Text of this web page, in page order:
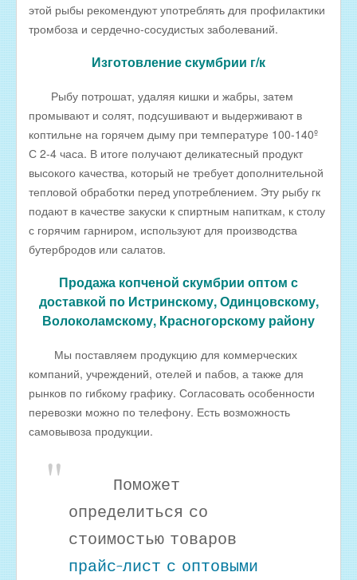
Оптовые цены на РЫБНЫЕ СТЕЙКИ
Оптовые цены на СВЕЖЕЗАМОРОЖЕННУЮ РЫБУ
Оптовые цены на МОРЕПРОДУКТЫ
Оптовые цены на РЫБНУЮ ИКРУ
Оптовые цены на ЖИВУЮ РЫБУ
Оптовые цены на ОХЛАЖДЕННУЮ РЫБУ
Оптовые цены на ВЯЛЕНУЮ РЫБУ
Оптовые цены на ФИЛЕ ИЗ РЫБЫ
Оптовые цены на КОПЧЁНУЮ РЫБУ
Скачать все прайсы в одном архиве
МЯСНАЯ ПРОДУКЦИЯ
ИНТЕРНЕТ-МАГАЗИН
этой рыбы рекомендуют употреблять для профилактики
тромбоза и сердечно-сосудистых заболеваний.
Изготовление скумбрии г/к
Рыбу потрошат, удаляя кишки и жабры, затем
промывают и солят, подсушивают и выдерживают в
коптильне на горячем дыму при температуре 100-140º
С 2-4 часа. В итоге получают деликатесный продукт
высокого качества, который не требует дополнительной
тепловой обработки перед употреблением. Эту рыбу гк
подают в качестве закуски к спиртным напиткам, к столу
с горячим гарниром, используют для производства
бутербродов или салатов.
Продажа копченой скумбрии оптом с
доставкой по Истринскому, Одинцовскому,
Волоколамскому, Красногорскому району
Мы поставляем продукцию для коммерческих
компаний, учреждений, отелей и пабов, а также для
рынков по гибкому графику. Согласовать особенности
перевозки можно по телефону. Есть возможность
самовывоза продукции.
Поможет
определиться со
стоимостью товаров
прайс-лист с оптовыми